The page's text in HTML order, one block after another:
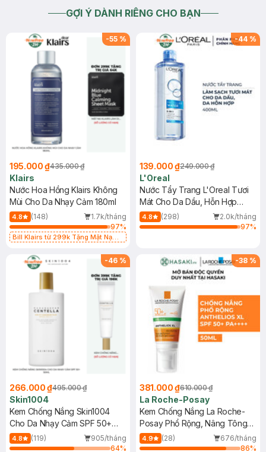
GỢI Ý DÀNH RIÊNG CHO BẠN
-55 %
195.000 ₫435.000 ₫
Klairs
Nước Hoa Hồng Klairs Không
Mùi Cho Da Nhạy Cảm 180ml
4.8 (148)
1.7k/tháng
97%
Bill Klairs từ 299k Tặng Mặt Nạ
25ml (SL Có Hạn)
-44 %
139.000 ₫249.000 ₫
L'Oreal
Nước Tẩy Trang L'Oreal Tươi
Mát Cho Da Dầu, Hỗn Hợp
400ml
4.8 (298)
2.0k/tháng
97%
-46 %
266.000 ₫495.000 ₫
Skin1004
Kem Chống Nắng Skin1004
Cho Da Nhạy Cảm SPF 50+
50ml
4.8 (119)
905/tháng
64%
-38 %
381.000 ₫610.000 ₫
La Roche-Posay
Kem Chống Nắng La Roche-
Posay Phổ Rộng, Nâng Tông
Kiềm Dầu 50ml
4.9 (28)
676/tháng
86%